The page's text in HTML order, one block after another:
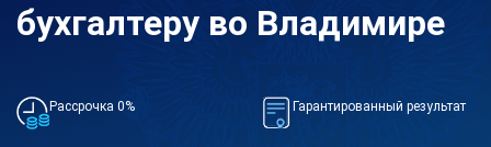
бухгалтеру во Владимире
Рассрочка 0% Гарантированный результат